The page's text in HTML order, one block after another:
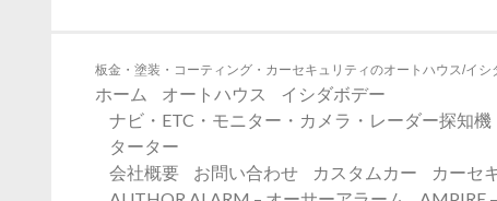
板金・塗装・コーティング・カーセキュリティのオートハウス/イシ
ホーム オートハウス
イシダボデー
ナビ・ETC・モニター・カメラ・レーダー探知
ターター
会社概要
お問い合わせ カスタムカー カーセ